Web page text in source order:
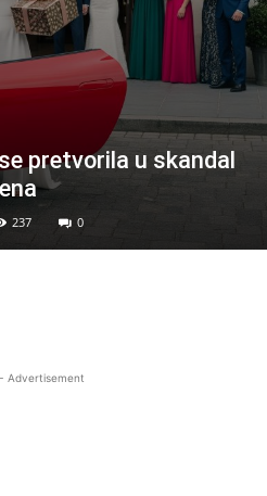
pretvorila u skandal
237 0
Advertisement